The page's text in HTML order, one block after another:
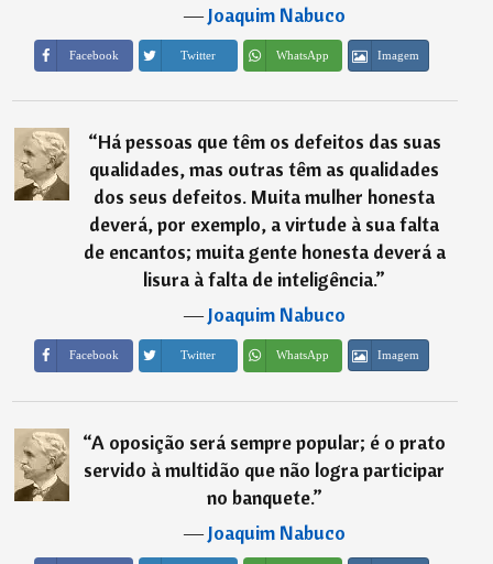
―Joaquim Nabuco
Facebook Twitter WhatsApp Imagem
“Há pessoas que têm os defeitos das suas
qualidades, mas outras têm as qualidades
dos seus defeitos. Muita mulher honesta
deverá, por exemplo, a virtude à sua falta
de encantos; muita gente honesta deverá a
lisura à falta de inteligência.”
―Joaquim Nabuco
Facebook Twitter WhatsApp Imagem
“A oposição será sempre popular; é o prato
servido à multidão que não logra participar
no banquete.”
―Joaquim Nabuco